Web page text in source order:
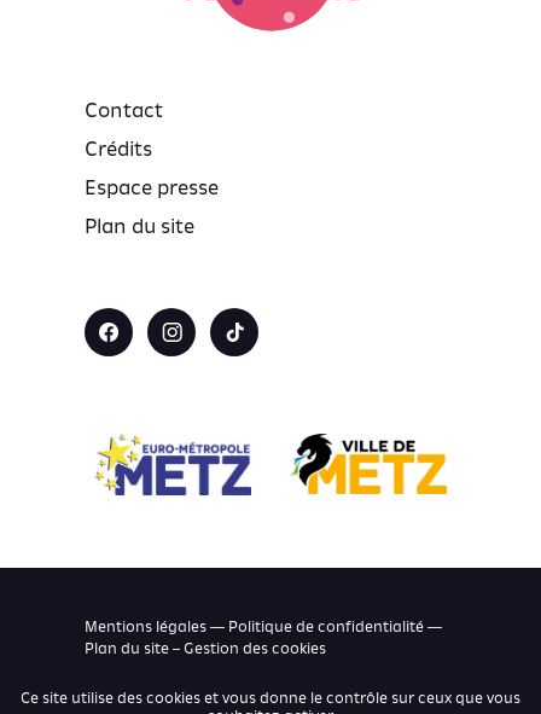
Ce site utilise des cookies et vous donne le contrôle sur ceux que vous
Contact
Crédits
Espace presse
Plan du site
Mentions légales — Politique de confidentialité —
Plan du site – Gestion des cookies